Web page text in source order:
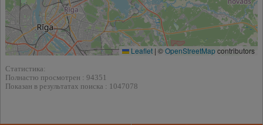
Leaflet | ©OpenStreetMapcontributors
Статистика:
Полнастю просмотрен : 94351
Показан в результатах поиска : 1047078